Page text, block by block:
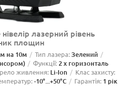
лазерний рівень
площин
на 10м Тип лазера:Зелений
Функції:2 x горизонталь
живлення: Li-Ion Клас захисту:
-10°...+50°C Гарантія: 1 рік